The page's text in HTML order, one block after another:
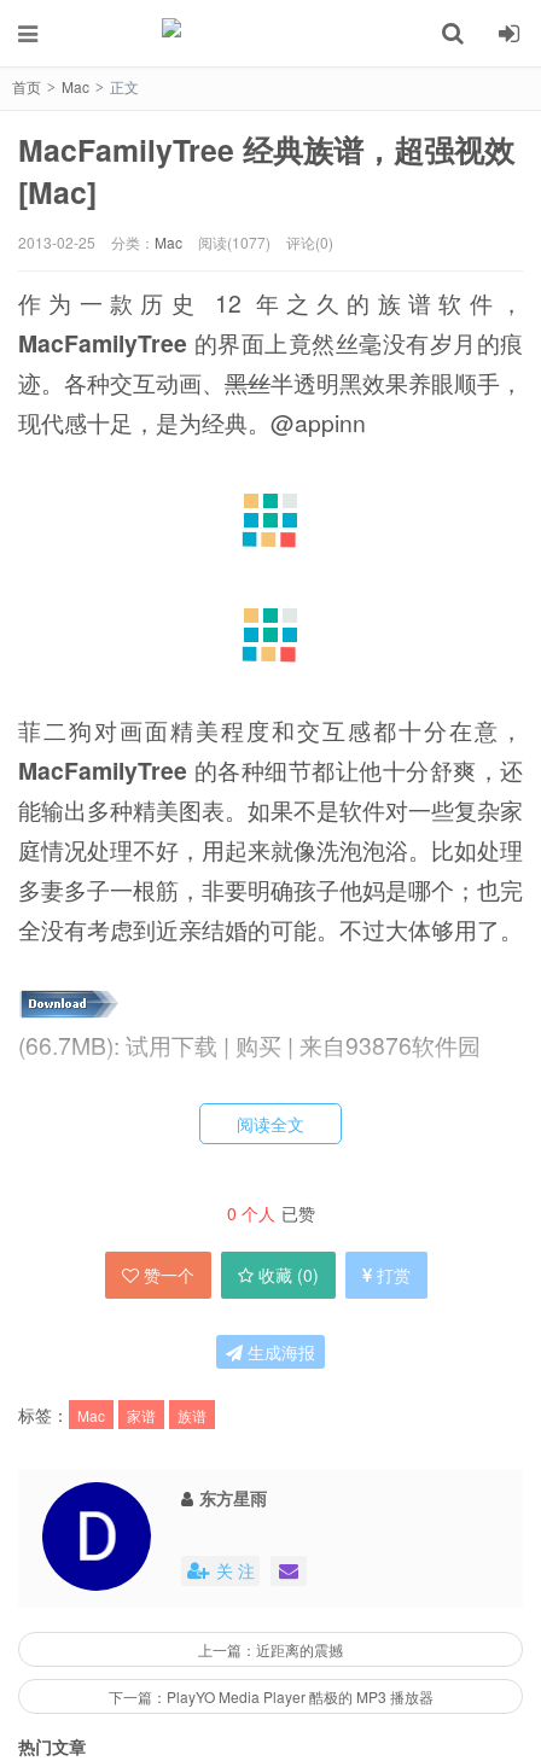
首页 > Mac > 正文
MacFamilyTree 经典族谱，超强视效
[Mac]
2013-02-25 分类： Mac 阅读(1077) 评论(0)
作为一款历史 12 年之久的族谱软件，
MacFamilyTree 的界面上竟然丝毫没有岁月的痕
迹。各种交互动画、 黑丝半透明黑效果养眼顺手，
现代感十足，是为经典。@appinn
菲二狗对画面精美程度和交互感都十分在意，
MacFamilyTree 的各种细节都让他十分舒爽，还
能输出多种精美图表。如果不是软件对一些复杂家
庭情况处理不好，用起来就像洗泡泡浴。比如处理
多妻多子一根筋，非要明确孩子他妈是哪个；也完
全没有考虑到近亲结婚的可能。不过大体够用了。
(66.7MB): 试用下载 | 购买 | 来自93876软件园
阅读全文
0 个人 已赞
赞一个 收藏 (0) 打赏
生成海报
标签： Mac 家谱 族谱
东方星雨
关 注
上一篇：近距离的震撼
下一篇：PlayYO Media Player 酷极的 MP3 播放器
热门文章